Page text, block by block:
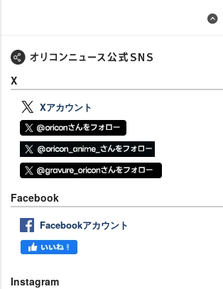
X
Xアカウント
Facebook
Facebookアカウント
Instagram